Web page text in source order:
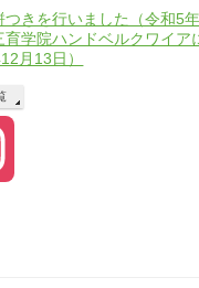
つきを行いました（令和5
育学院ハンドベルクワイア
月13日）